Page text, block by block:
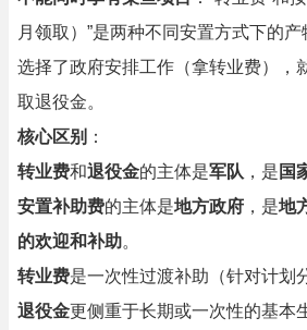
月领取）”是两种不同安置方式下的产
选择了政府安排工作（拿转业费），
取退役金。
核心区别 ：
转业费和退役金的主体是军队 ，是 国
安置补助费的主体是地方政府 ，是地
的欢迎和补助。
转业费是一次性过渡补助（针对计划
退役金更侧重于长期或一次性的基本